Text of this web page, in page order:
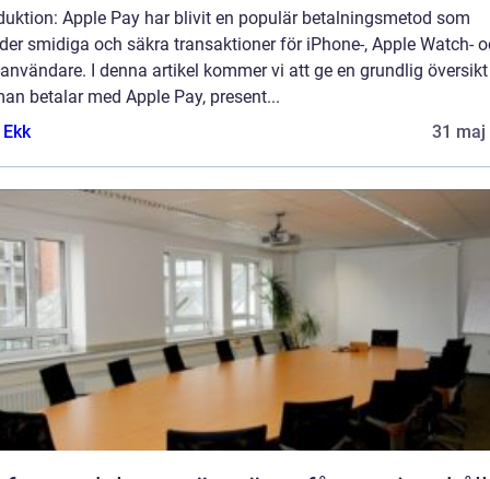
Apple Pay har blivit en populär betalningsmetod som
smidiga och säkra transaktioner för iPhone-, Apple Watch-
I denna artikel kommer vi att ge en grundlig
betalar med Apple Pay, present...
31 maj